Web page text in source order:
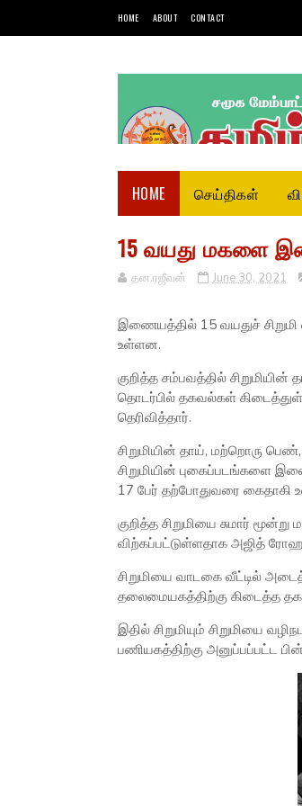
HOME ABOUT CONTACT
HOME செய்திகள்
15 வயது மகளை
தன.ரஜீவன் June 30, 2021
இணையத்தில் 15 வயதுச்
உள்ளன.
குறித்த சம்பவத்தில்
தொடர்பில் தகவல்கள்
தெரிவித்தார்.
சிறுமியின் தாய், மற்றொரு
சிறுமியின் புகைப்படங்களை
17 பேர் தற்போதுவரை கைதாகி
குறித்த சிறுமியை சுமார்
விற்கப்பட்டுள்ளதாக அஜித்
சிறுமியை வாடகை வீட்டில்
தலைமையகத்திற்கு கிடைத்த
இதில் சிறுமியும் சிறுமியை
பணியகத்திற்கு அனுப்பப்பட்ட